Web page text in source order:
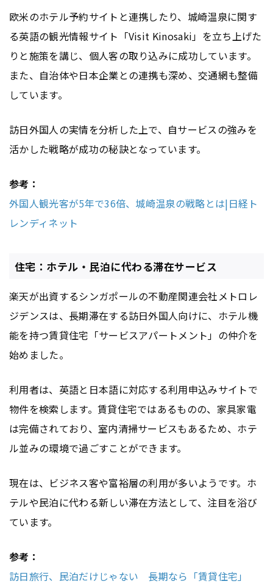
欧米のホテル予約サイトと連携したり、城崎温泉に関す
る英語の観光情報サイト「Visit Kinosaki」を立ち上げた
りと施策を講じ、個人客の取り込みに成功しています。
また、自治体や日本企業との連携も深め、交通網も整備
しています。
訪日外国人の実情を分析した上で、自サービスの強みを
活かした戦略が成功の秘訣となっています。
参考：
外国人観光客が5年で36倍、城崎温泉の戦略とは|日経ト
レンディネット
住宅：ホテル・民泊に代わる滞在サービス
楽天が出資するシンガポールの不動産関連会社メトロレ
ジデンスは、長期滞在する訪日外国人向けに、ホテル機
能を持つ賃貸住宅「サービスアパートメント」の仲介を
始めました。
利用者は、英語と日本語に対応する利用申込みサイトで
物件を検索します。賃貸住宅ではあるものの、家具家電
は完備されており、室内清掃サービスもあるため、ホテ
ル並みの環境で過ごすことができます。
現在は、ビジネス客や富裕層の利用が多いようです。ホ
テルや民泊に代わる新しい滞在方法として、注目を浴び
ています。
参考：
訪日旅行、民泊だけじゃない 長期なら「賃貸住宅」